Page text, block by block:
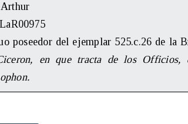
poseedor del ejemplar 525.c.26 de la
en que tracta de los